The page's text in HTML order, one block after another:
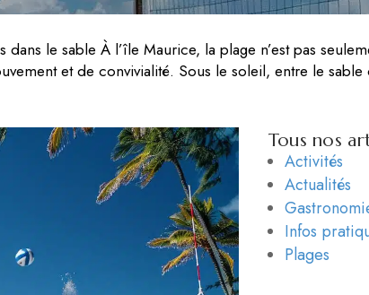
le sable À l’île Maurice, la plage n’est pas
et de convivialité. Sous le soleil, entre le
Tous nos
Activités
Actualités
Infos
Plages